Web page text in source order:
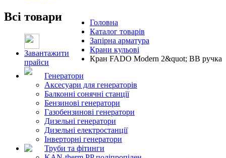
Головна
Каталог товарів
Запірна арматура
Крани кульові
Кран FADO Modern 2&quot; ВВ ручка
Всі товари
Завантажити
прайси
Генератори
Аксесуари для генераторів
Балконні сонячні станції
Бензинові генератори
Газобензинові генератори
Дизельні генератори
Дизельні електростанції
Інверторні генератори
Труби та фітинги